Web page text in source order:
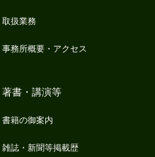
取扱業務
事務所概要・アクセス
著書・講演等
書籍の御案内
雑誌・新聞等掲載歴